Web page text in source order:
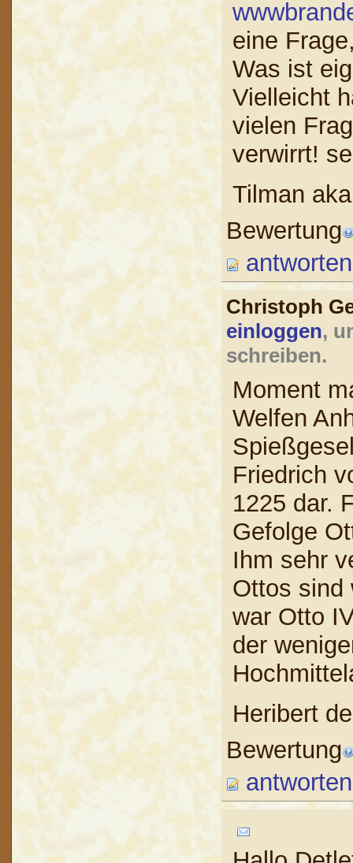
eine
Was ist
Vielleicht
vielen
verwirrt!
Tilman
Bewertung
antworten
Christoph
einloggen,
schreiben.
Moment
Welfen
Friedrich
1225 dar.
Gefolge
Ihm sehr
Ottos sind
war Otto
der
Heribert
Bewertung
antworten